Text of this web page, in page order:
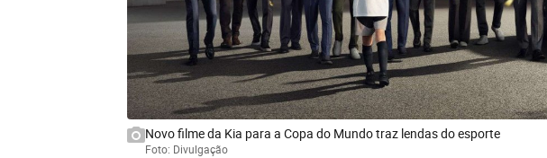
Novo filme da Kia para a Copa do Mundo traz lendas do esporte
Foto: Divulgação